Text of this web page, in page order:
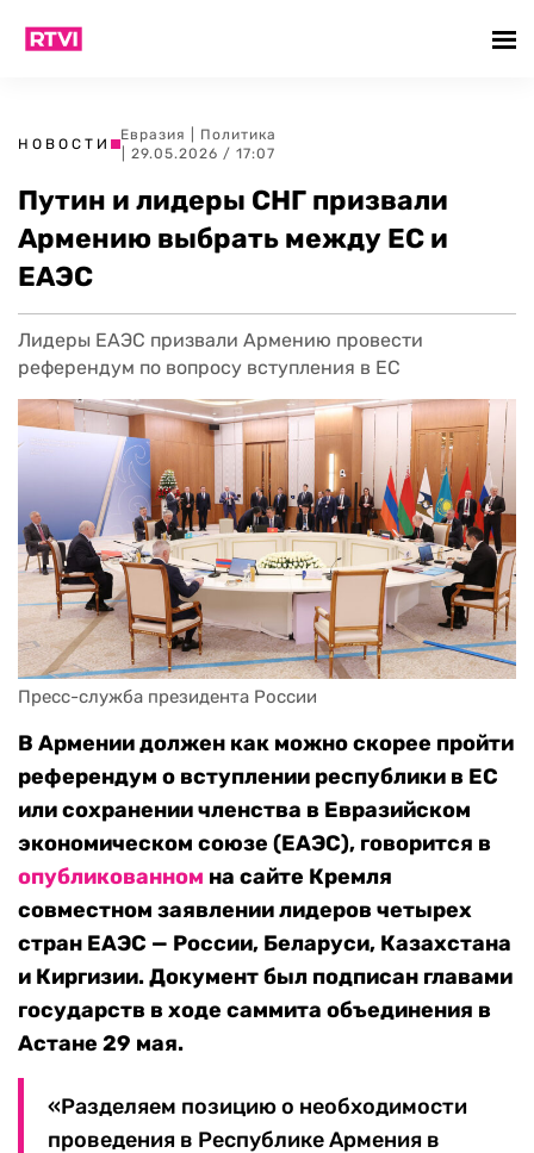
НОВОСТИ
Евразия
Политика
| 29.05.2026 / 17:07
Путин и лидеры СНГ призвали
Армению выбрать между ЕС и
ЕАЭС
Лидеры ЕАЭС призвали Армению провести
референдум по вопросу вступления в ЕС
Пресс-служба президента России
В Армении должен как можно скорее пройти
референдум о вступлении республики в ЕС
или сохранении членства в Евразийском
экономическом союзе (ЕАЭС), говорится в
опубликованном на сайте Кремля
совместном заявлении лидеров четырех
стран ЕАЭС — России, Беларуси, Казахстана
и Киргизии. Документ был подписан главами
государств в ходе саммита объединения в
Астане 29 мая.
«Разделяем позицию о необходимости
проведения в Республике Армения в